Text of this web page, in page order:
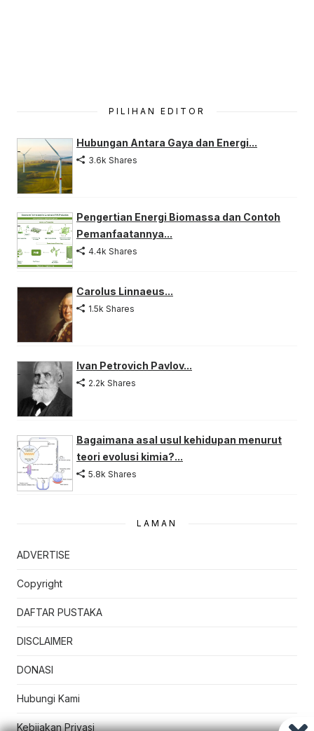
PILIHAN EDITOR
Hubungan Antara Gaya dan Energi...
3.6k Shares
Pengertian Energi Biomassa dan Contoh
Pemanfaatannya...
4.4k Shares
Carolus Linnaeus...
1.5k Shares
Ivan Petrovich Pavlov...
2.2k Shares
Bagaimana asal usul kehidupan menurut
teori evolusi kimia?...
5.8k Shares
LAMAN
ADVERTISE
Copyright
DAFTAR PUSTAKA
DISCLAIMER
DONASI
Hubungi Kami
Kebijakan Privasi